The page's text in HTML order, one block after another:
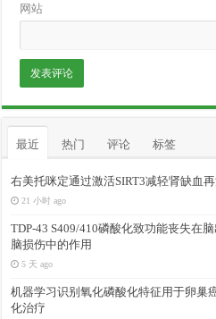
网站
最近 热门 评论 标签
右美托咪定通过激活SIRT3减轻肾缺血
21 小时 ago
TDP-43 S409/410磷酸化致功能丧失在
脑损伤中的作用
5 天 ago
机器学习识别氧化磷酸化特征用于卵巢
化治疗